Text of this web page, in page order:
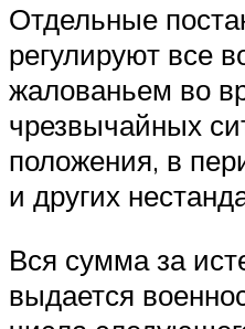
Отдельные
регулируют все
жалованьем во
чрезвычайных
положения, в
и других
Вся сумма за
выдается